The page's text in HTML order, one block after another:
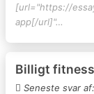
[url="https://
app[/url]"…
Billigt
Seneste svar af: